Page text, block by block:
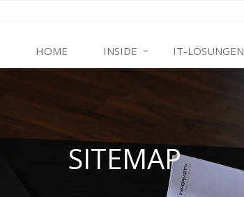
HOME INSIDE IT-LÖSUNGEN
SITEMAP